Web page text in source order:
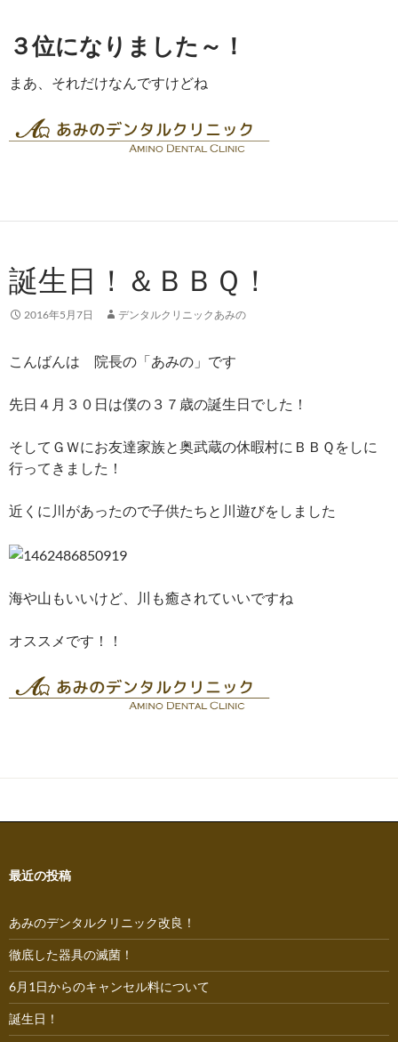
３位になりました～！
まあ、それだけなんですけどね
誕生日！＆ＢＢＱ！
2016年5月7日 デンタルクリニックあみの
こんばんは 院長の「あみの」です
先日４月３０日は僕の３７歳の誕生日でした！
そしてＧＷにお友達家族と奥武蔵の休暇村にＢＢＱをしに
行ってきました！
近くに川があったので子供たちと川遊びをしました
海や山もいいけど、川も癒されていいですね
オススメです！！
最近の投稿
あみのデンタルクリニック改良！
徹底した器具の滅菌！
6月1日からのキャンセル料について
誕生日！